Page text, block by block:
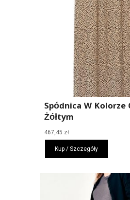
Spódnica W Kolorze
Żółtym
467,45 zł
Kup / Szczegóły